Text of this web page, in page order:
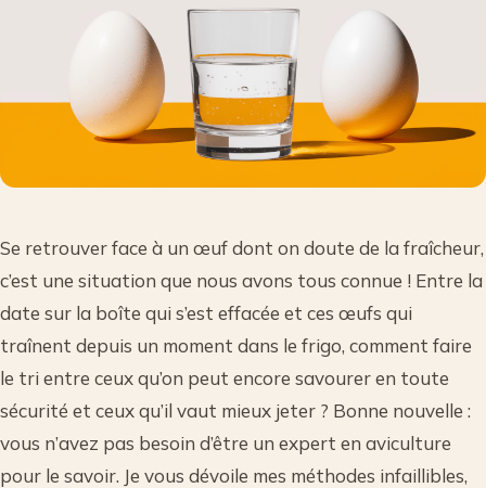
Se retrouver face à un œuf dont on doute de la fraîcheur,
c’est une situation que nous avons tous connue ! Entre la
date sur la boîte qui s’est effacée et ces œufs qui
traînent depuis un moment dans le frigo, comment faire
le tri entre ceux qu’on peut encore savourer en toute
sécurité et ceux qu’il vaut mieux jeter ? Bonne nouvelle :
vous n’avez pas besoin d’être un expert en aviculture
pour le savoir. Je vous dévoile mes méthodes infaillibles,